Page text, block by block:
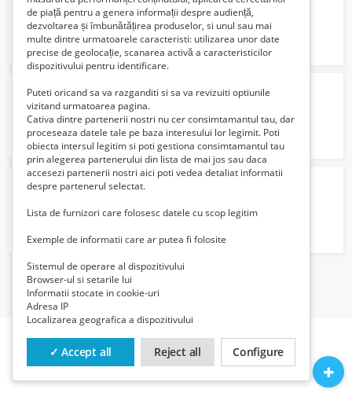
300 Lei
American Bully poket blue
500 Euro €
Vând bichon maltez
de piață pentru a genera informații despre audiență,
dezvoltarea și îmbunătățirea produselor, si unul sau mai
multe dintre urmatoarele caracteristi: utilizarea unor date
precise de geolocație, scanarea activă a caracteristicilor
dispozitivului pentru identificare.
Puteti oricand sa va razganditi si sa va revizuiti optiunile
vizitand urmatoarea pagina.
Cativa dintre partenerii nostri nu cer consimtamantul tau, dar
proceseaza datele tale pe baza interesului lor legimit. Poti
obiecta intersul legitim si poti gestiona consimtamantul tau
prin alegerea partenerului din lista de mai jos sau daca
accesezi partenerii nostri aici poti vedea detaliat informatii
despre partenerul selectat.
Lista de furnizori care folosesc datele cu scop legitim
Exemple de informatii care ar putea fi folosite
Sistemul de operare al dispozitivului
Browser-ul si setarile lui
Informatii stocate in cookie-uri
Adresa IP
Localizarea geografica a dispozitivului
✓ Accept all Reject all Configure